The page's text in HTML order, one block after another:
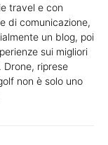
travel e con
di comunicazione,
un blog, poi
sui migliori
Drone, riprese
non è solo uno